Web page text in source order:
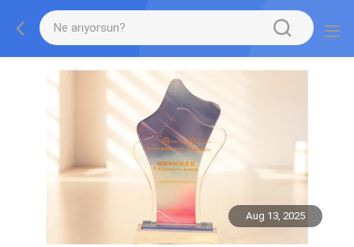
Aug 13, 2025